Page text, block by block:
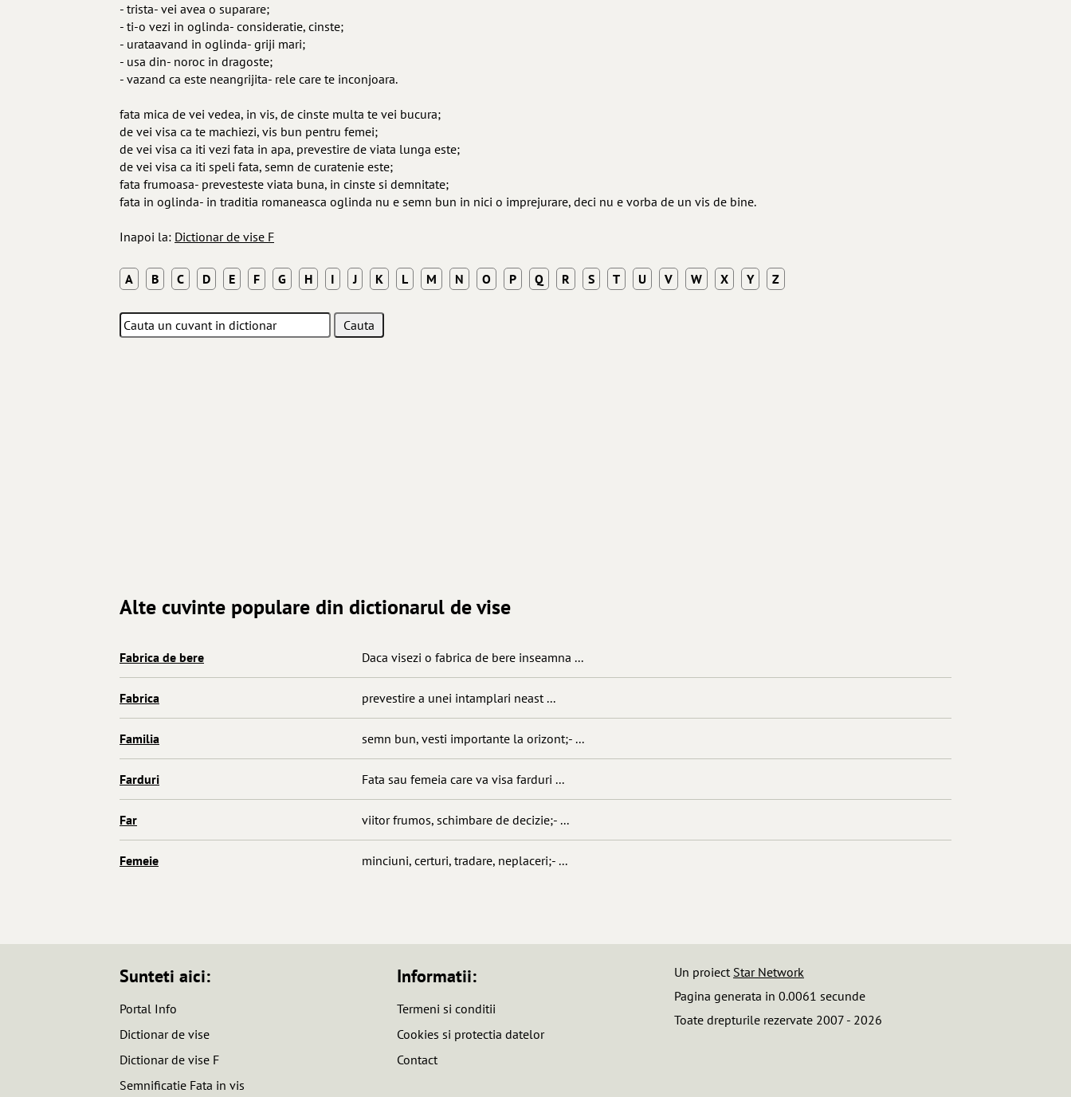
- trista- vei avea o suparare;
- ti-o vezi in oglinda- consideratie, cinste;
- urataavand in oglinda- griji mari;
- usa din- noroc in dragoste;
- vazand ca este neangrijita- rele care te inconjoara.
fata mica de vei vedea, in vis, de cinste multa te vei bucura;
de vei visa ca te machiezi, vis bun pentru femei;
de vei visa ca iti vezi fata in apa, prevestire de viata lunga este;
de vei visa ca iti speli fata, semn de curatenie este;
fata frumoasa- prevesteste viata buna, in cinste si demnitate;
fata in oglinda- in traditia romaneasca oglinda nu e semn bun in nici o imprejurare, deci nu e vorba de un vis de bine.
Inapoi la: Dictionar de vise F
A B C D E F G H I J K L M N O P Q R S T U V W X Y Z
Alte cuvinte populare din dictionarul de vise
Fabrica de bere Daca visezi o fabrica de bere inseamna ...
Fabrica prevestire a unei intamplari neast ...
Familia semn bun, vesti importante la orizont;- ...
Farduri Fata sau femeia care va visa farduri ...
Far viitor frumos, schimbare de decizie;- ...
Femeie minciuni, certuri, tradare, neplaceri;- ...
Sunteti aici:
Portal Info
Dictionar de vise
Dictionar de vise F
Semnificatie Fata in vis
Informatii:
Termeni si conditii
Cookies si protectia datelor
Contact
Un proiect Star Network
Pagina generata in 0.0061 secunde
Toate drepturile rezervate 2007 - 2026